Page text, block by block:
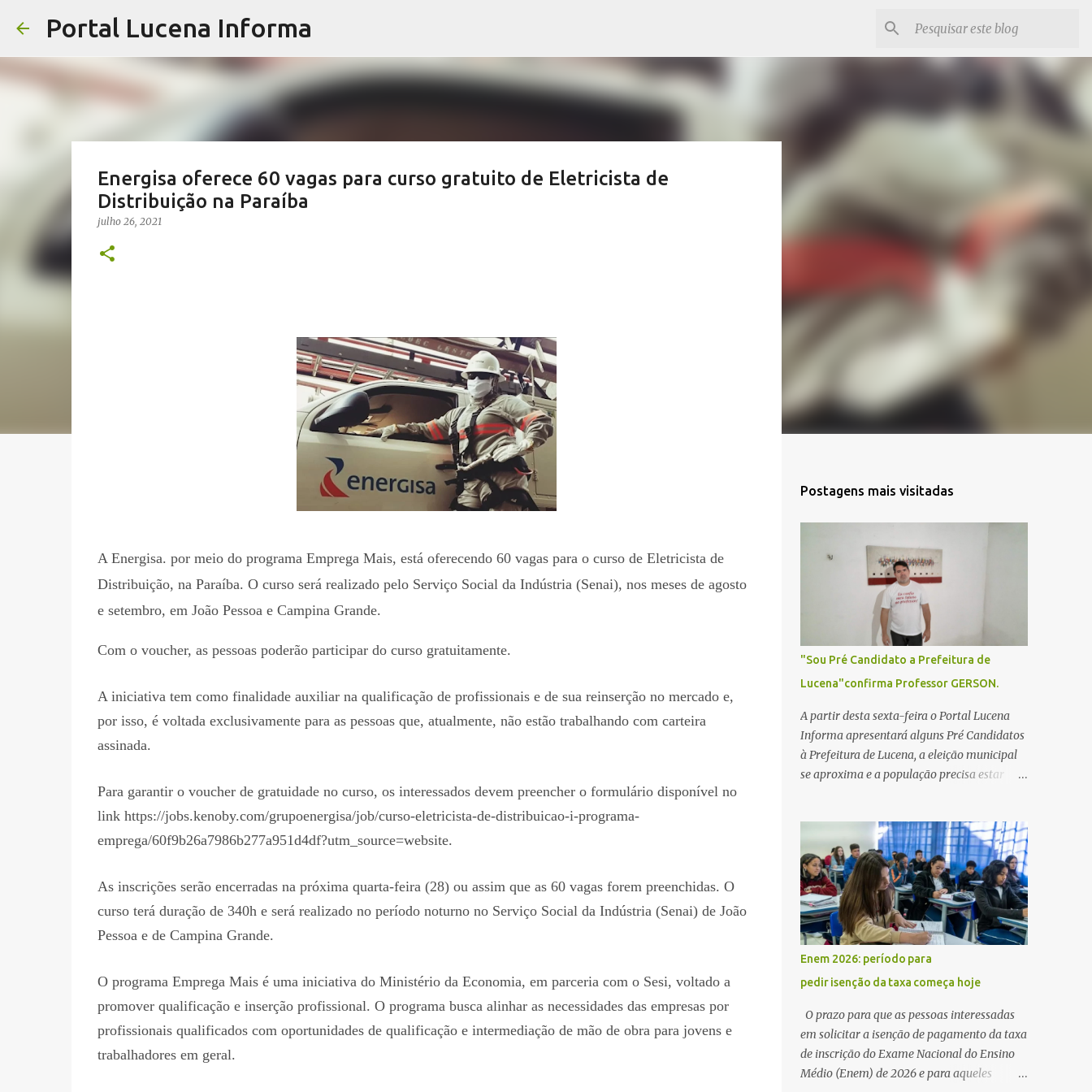
Portal Lucena Informa
Energisa oferece 60 vagas para curso gratuito de Eletricista de
Distribuição na Paraíba
julho 26, 2021
A Energisa. por meio do programa Emprega Mais, está oferecendo 60 vagas para o curso de Eletricista de
Distribuição, na Paraíba. O curso será realizado pelo Serviço Social da Indústria (Senai), nos meses de agosto
e setembro, em João Pessoa e Campina Grande.
Com o voucher, as pessoas poderão participar do curso gratuitamente.
A iniciativa tem como finalidade auxiliar na qualificação de profissionais e de sua reinserção no mercado e,
por isso, é voltada exclusivamente para as pessoas que, atualmente, não estão trabalhando com carteira
assinada.
Para garantir o voucher de gratuidade no curso, os interessados devem preencher o formulário disponível no
link https://jobs.kenoby.com/grupoenergisa/job/curso-eletricista-de-distribuicao-i-programa-
emprega/60f9b26a7986b277a951d4df?utm_source=website.
As inscrições serão encerradas na próxima quarta-feira (28) ou assim que as 60 vagas forem preenchidas. O
curso terá duração de 340h e será realizado no período noturno no Serviço Social da Indústria (Senai) de João
Pessoa e de Campina Grande.
O programa Emprega Mais é uma iniciativa do Ministério da Economia, em parceria com o Sesi, voltado a
promover qualificação e inserção profissional. O programa busca alinhar as necessidades das empresas por
profissionais qualificados com oportunidades de qualificação e intermediação de mão de obra para jovens e
trabalhadores em geral.
Postagens mais visitadas
"Sou Pré Candidato a Prefeitura de
Lucena"confirma Professor GERSON.
A partir desta sexta-feira o Portal Lucena
Informa apresentará alguns Pré Candidatos
à Prefeitura de Lucena, a eleição municipal
se aproxima e a população precisa estar
articulações e possíveis junções para manter
ou conquistar eleitorado. Confirmados até
agora como Pré candidatos Alex Monteiro,
Léo Bandeira Valcinete Araújo e Professor
Gerson Andrade há possibilidade de mais
nomes aparecer , ficaremos no aguardo para
trazer mais informações. A primeira
entrevista foi com o inimaginável Gerson
Andrade ,Professor da Rede Municipal
(efetivo), supervisor, Formado em Pedagogia
e Biomedicina pela UFPB. Leciona no Otto
Illi, Gilberto Inácio, Ellinora Dornellas
,Escola Américo Falcão. Gerson nos contou
Enem 2026: período para
pedir isenção da taxa começa hoje
O prazo para que as pessoas interessadas
em solicitar a isenção de pagamento da taxa
de inscrição do Exame Nacional do Ensino
Médio (Enem) de 2026 e para aqueles